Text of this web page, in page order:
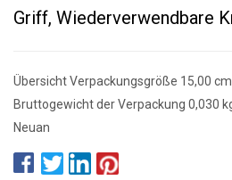
Griff, Wiederverwendbare
Übersicht Verpackungsgröße 15,00
Bruttogewicht der Verpackung 0,030
Neuan